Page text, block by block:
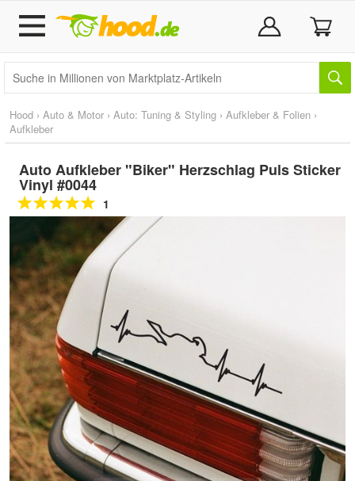
Hood › Auto & Motor › Auto: Tuning & Styling › Aufkleber & Folien ›
Aufkleber
Auto Aufkleber "Biker" Herzschlag Puls Sticker
Vinyl #0044
1